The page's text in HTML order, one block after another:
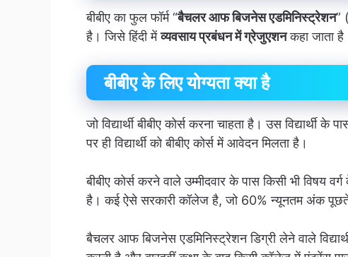
बीबीए का फुल फॉर्म “बैचलर आफ बिजनेस एडमिनिस्ट्रेशन” (
है। जिसे हिंदी मेंव्यवसाय प्रबंधन में ग्रेजुएशनकहा जाता
बीबीए के लिए योग्यता क्या है
जो विद्यार्थी बीबीए कोर्स करना चाहता है। उस विद्यार्थी
पर ही विद्यार्थी को बीबीए कोर्स में आवेदन मिलता है।
बीबीए कोर्स करने वाले उम्मीदवार के पास किसी भी विषय
है। कई ऐसे सरकारी कॉलेज है, जो 60% न्यूनतम अंक
बैचलर आफ बिजनेस एडमिनिस्ट्रेशन डिग्री लेने वाले